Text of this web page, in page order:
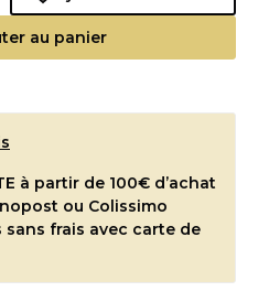
au panier
à partir de 100€ d’achat
ou Colissimo
sans frais avec carte de